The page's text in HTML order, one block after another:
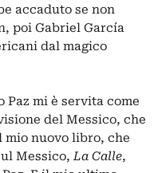
accaduto se non
poi Gabriel García
dal magico
Paz mi è servita come
del Messico, che
nuovo libro, che
Messico,La Calle,